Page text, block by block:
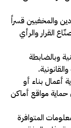
والمخفيين قسراً
القرار والرأي
وبالضابطة
أعمال بناء أو
مواقع أماكن
المتوافرة